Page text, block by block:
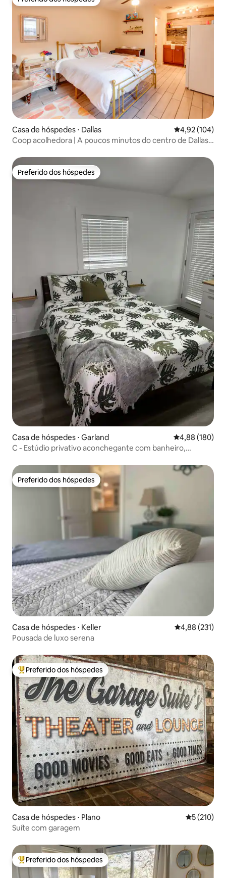
Preferido dos hóspedes
Casa de hóspedes ⋅ Dallas 4,92 de uma
4,92 (104)
Coop acolhedora | A poucos minutos do centro de Dallas •
Preferido dos hóspedes
Preferido dos hóspedes
Casa de hóspedes ⋅ Garland 4,88 de uma
4,88 (180)
C - Estúdio privativo aconchegante com banheiro,
Preferido dos hóspedes
Preferido dos hóspedes
Casa de hóspedes ⋅ Keller 4,88 de uma
4,88 (231)
Pousada de luxo serena
Entre os melhores preferidos dos hóspedes
Preferido dos hóspedes
Casa de hóspedes ⋅ Plano 5 de uma
5 (210)
Suíte com garagem
Entre os melhores preferidos dos hóspedes
Preferido dos hóspedes